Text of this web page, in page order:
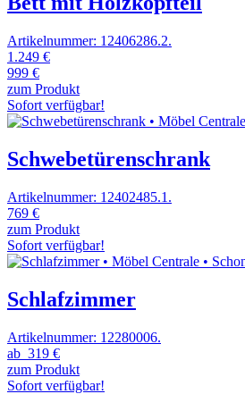
Artikelnummer: 12406286.2.
1.249 €
999 €
zum Produkt
Sofort verfügbar!
Schwebetürenschrank
Artikelnummer: 12402485.1.
769 €
zum Produkt
Sofort verfügbar!
Schlafzimmer
Artikelnummer: 12280006.
ab 319 €
zum Produkt
Sofort verfügbar!